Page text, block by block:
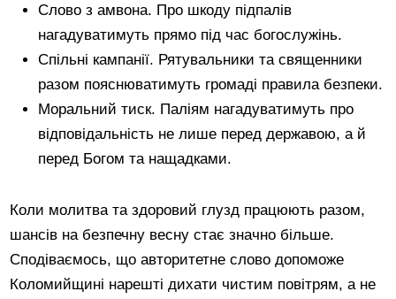
Слово з амвона. Про шкоду підпалів
нагадуватимуть прямо під час богослужінь.
Спільні кампанії. Рятувальники та священники
разом пояснюватимуть громаді правила безпеки.
Моральний тиск. Паліям нагадуватимуть про
відповідальність не лише перед державою, а й
перед Богом та нащадками.
Коли молитва та здоровий глузд працюють разом,
шансів на безпечну весну стає значно більше.
Сподіваємось, що авторитетне слово допоможе
Коломийщині нарешті дихати чистим повітрям, а не